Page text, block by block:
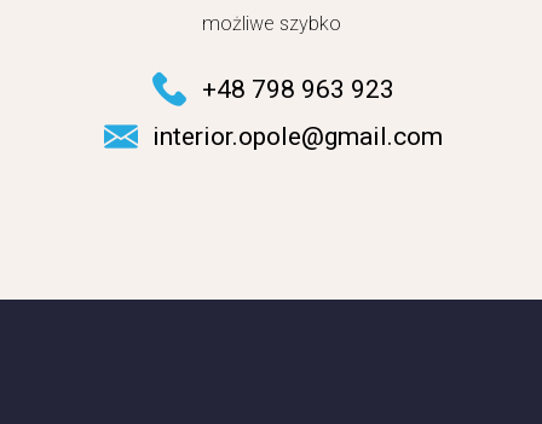
możliwe szybko
+48 798 963 923
interior.opole@gmail.com